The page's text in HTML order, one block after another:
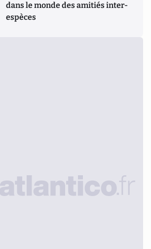
dans le monde des amitiés inter-
espèces